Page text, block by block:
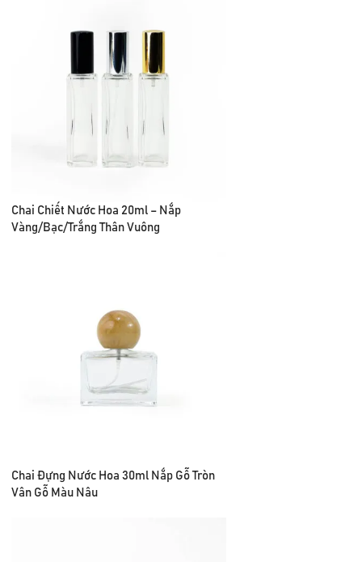
Chai Chiết Nước Hoa 20ml – Nắp
Vàng/Bạc/Trắng Thân Vuông
Chai Đựng Nước Hoa 30ml Nắp Gỗ Tròn
Vân Gỗ Màu Nâu